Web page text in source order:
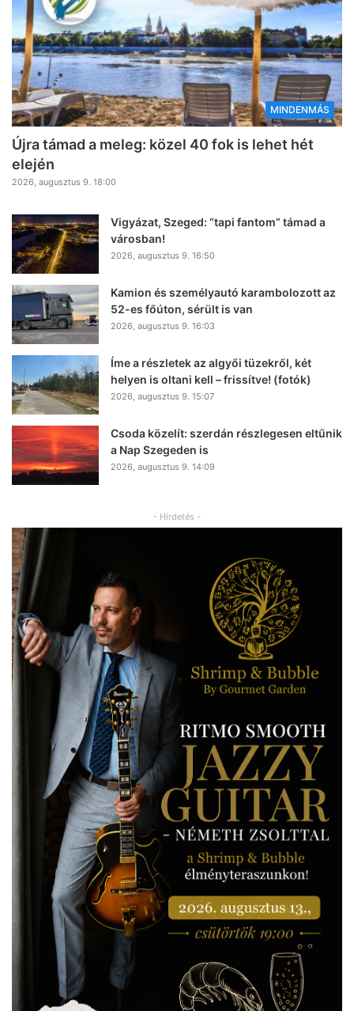
MINDENMÁS
Újra támad a meleg: közel 40 fok is lehet hét
elején
2026, augusztus 9. 18:00
Vigyázat, Szeged: “tapi fantom” támad a
városban!
2026, augusztus 9. 16:50
Kamion és személyautó karambolozott az
52-es főúton, sérült is van
2026, augusztus 9. 16:03
Íme a részletek az algyői tüzekről, két
helyen is oltani kell – frissítve! (fotók)
2026, augusztus 9. 15:07
Csoda közelít: szerdán részlegesen eltűnik
a Nap Szegeden is
2026, augusztus 9. 14:09
- Hirdetés -